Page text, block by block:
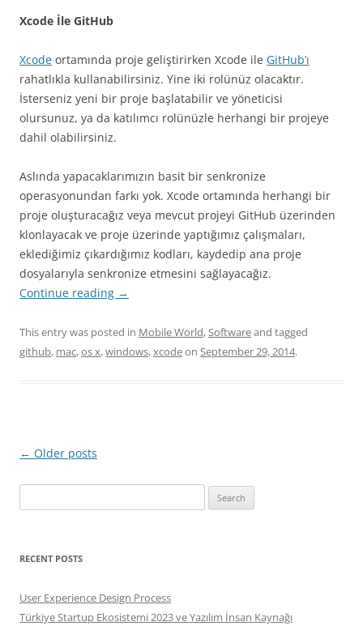
Xcode İle GitHub
Xcode ortamında proje geliştirirken Xcode ile GitHub’ı
rahatlıkla kullanabilirsiniz. Yine iki rolünüz olacaktır.
İsterseniz yeni bir proje başlatabilir ve yöneticisi
olursunuz, ya da katılımcı rolünüzle herhangi bir projeye
dahil olabilirsiniz.
Aslında yapacaklarımızın basit bir senkronize
operasyonundan farkı yok. Xcode ortamında herhangi bir
proje oluşturacağız veya mevcut projeyi GitHub üzerinden
klonlayacak ve proje üzerinde yaptığımız çalışmaları,
eklediğimiz çıkardığımız kodları, kaydedip ana proje
dosyalarıyla senkronize etmesini sağlayacağız.
Continue reading →
This entry was posted in Mobile World,Softwareand tagged
github, mac,os x,windows,xcodeon September 29, 2014.
Post
← Older posts
for:
RECENT POSTS
User Experience Design Process
Türkiye Startup Ekosistemi 2023 ve Yazılım İnsan Kaynağı